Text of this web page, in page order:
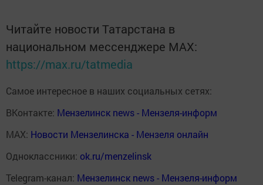
Читайте новости Татарстана в
национальном мессенджере MАХ:
https://max.ru/tatmedia
Самое интересное в наших социальных сетях:
ВКонтакте: Мензелинск news - Мензеля-информ
MAX: Новости Мензелинска - Мензеля онлайн
Одноклассники: ok.ru/menzelinsk
Telegram-канал: Мензелинск news - Мензеля-информ